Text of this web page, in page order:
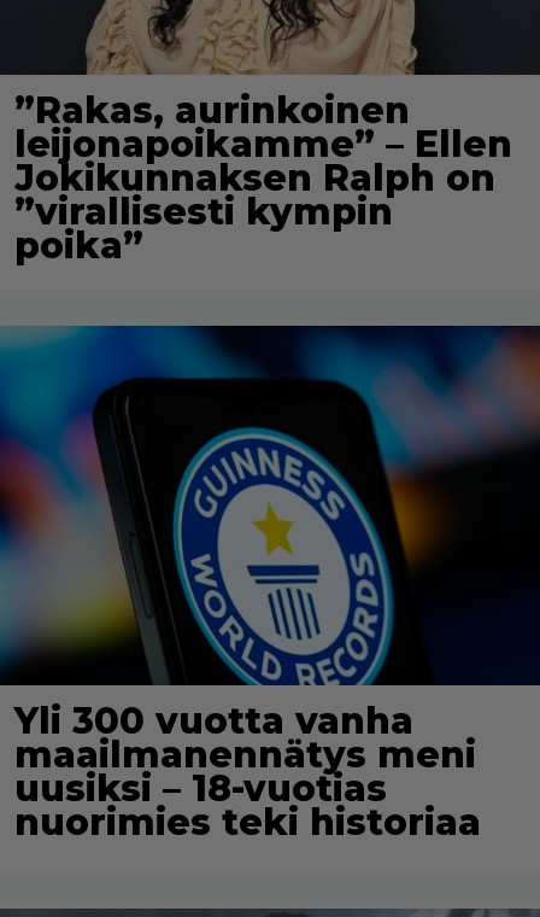
”Rakas, aurinkoinen
leijonapoikamme” – Ellen
Jokikunnaksen Ralph on
”virallisesti kympin
poika”
Yli 300 vuotta vanha
maailmanennätys meni
uusiksi – 18-vuotias
nuorimies teki historiaa